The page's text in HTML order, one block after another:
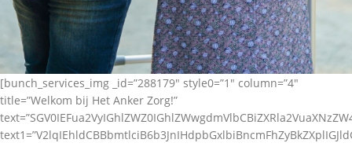
[bunch_services_img _id=”288179″ style0=”1″ column=”4″
title=”Welkom bij Het Anker Zorg!”